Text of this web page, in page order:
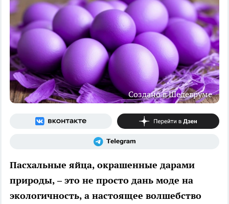
Создано в Шедевруме
Пасхальные яйца, окрашенные дарами
природы, – это не просто дань моде на
экологичность, а настоящее волшебство